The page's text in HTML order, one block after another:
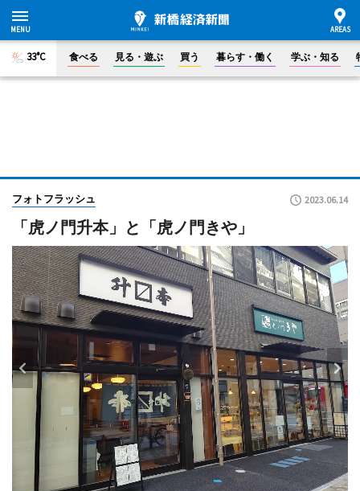
33°C 食べる 見る・遊ぶ 買う 暮らす・働く 学ぶ・知る
フォトフラッシュ 2023.06.14
「虎ノ門升本」と「虎ノ門きや」